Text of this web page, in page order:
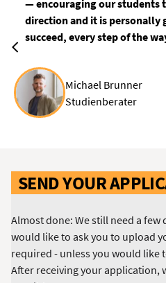
— encouraging our students
direction and it is
succeed, every step of the
Michael Brunner
Studienberater
SEND YOUR
Almost done: We still need a
would like to ask you to upload
required - unless you would like
After receiving your application,